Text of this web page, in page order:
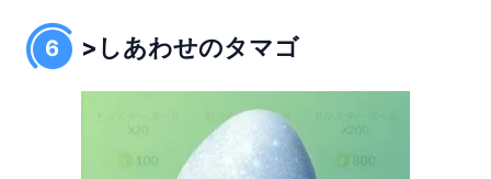
6 >しあわせのタマゴ